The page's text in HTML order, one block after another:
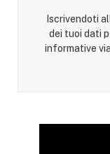
Iscrivendoti
dei tuoi dati
informative